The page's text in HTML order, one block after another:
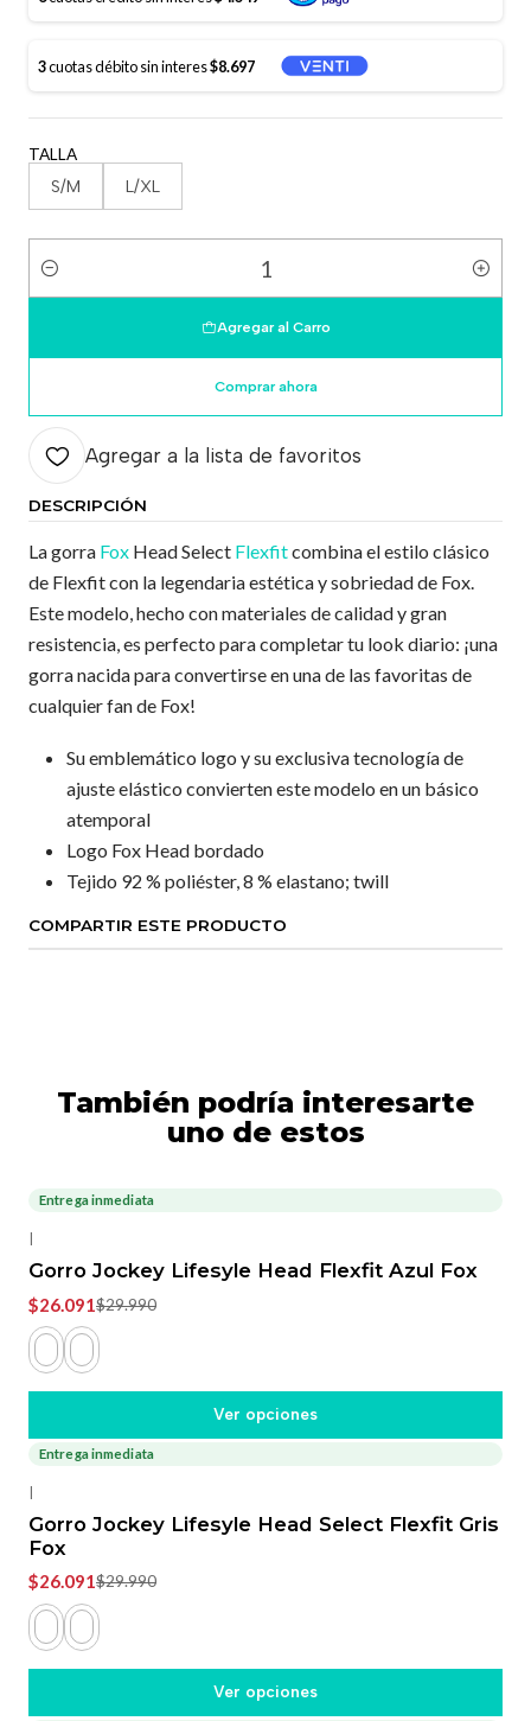
3cuotas débito sin interes$8.697
TALLA
S/M L/XL
Cantidad
Agregar al Carro
Comprar ahora
Agregar a la lista de favoritos
DESCRIPCIÓN
La gorra Fox Head Select Flexfitcombina el estilo clásico
de Flexfit con la legendaria estética y sobriedad de Fox.
Este modelo, hecho con materiales de calidad y gran
resistencia, es perfecto para completar tu look diario: ¡una
gorra nacida para convertirse en una de las favoritas de
cualquier fan de Fox!
Su emblemático logo y su exclusiva tecnología de
ajuste elástico convierten este modelo en un básico
atemporal
Logo Fox Head bordado
Tejido 92 % poliéster, 8 % elastano; twill
COMPARTIR ESTE PRODUCTO
También podría interesarte
uno de estos
-13%
Entrega inmediata
|
Gorro Jockey Lifesyle Head Flexfit Azul Fox
$26.091$29.990
Ver opciones
-13%
Entrega inmediata
|
Gorro Jockey Lifesyle Head Select Flexfit Gris
Fox
$26.091$29.990
Ver opciones